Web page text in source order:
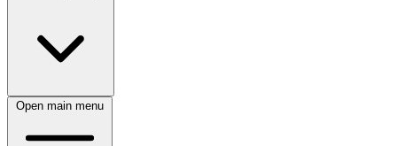
Open main menu